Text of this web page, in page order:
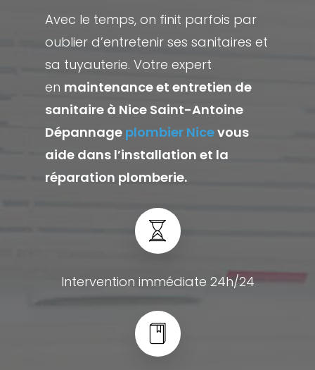
Avec le temps, on finit parfois par
oublier d’entretenir ses sanitaires et
sa tuyauterie. Votre expert
en maintenance et entretien de
sanitaire à Nice Saint-Antoine
Dépannage plombier Nicevous
aide dans l’installation et la
réparation plomberie.
Intervention immédiate 24h/24